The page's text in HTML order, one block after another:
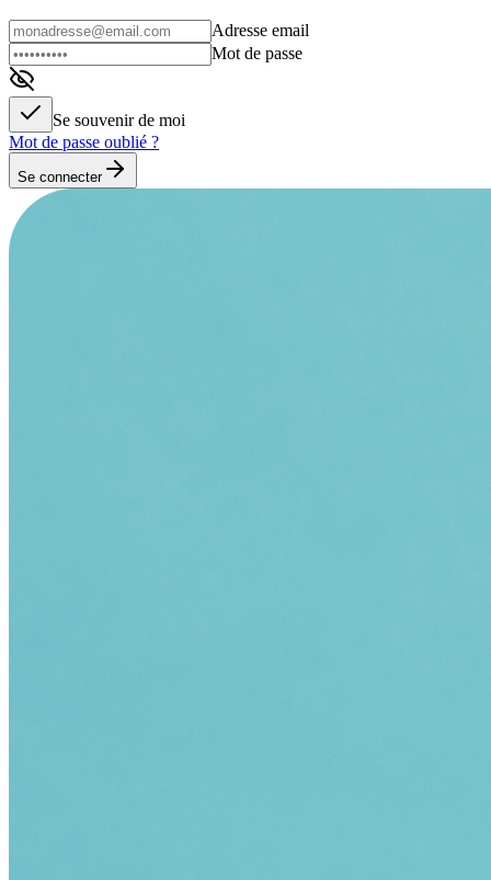
Adresse email
Mot de passe
Se souvenir de moi
Mot de passe oublié ?
Se connecter